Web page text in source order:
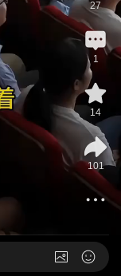
27
1
14
101